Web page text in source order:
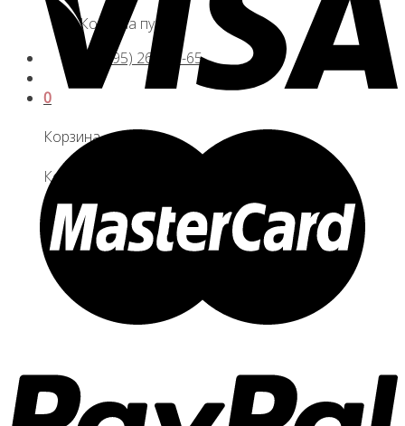
Корзина пуста.
+7 (995) 260-85-65
0
Корзина
Корзина пуста.